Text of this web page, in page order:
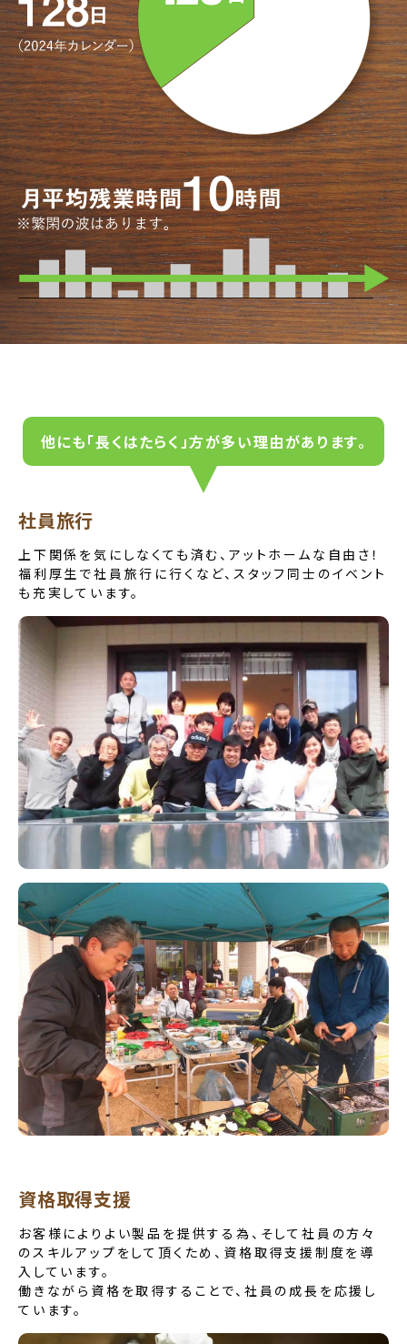
他にも「長くはたらく」方が多い理由があります。
社員旅行
上下関係を気にしなくても済む、アットホームな自由さ！
福利厚生で社員旅行に行くなど、スタッフ同士のイベント
も充実しています。
資格取得支援
お客様によりよい製品を提供する為、そして社員の方々
のスキルアップをして頂くため、資格取得支援制度を導
入しています。
働きながら資格を取得することで、社員の成長を応援し
ています。